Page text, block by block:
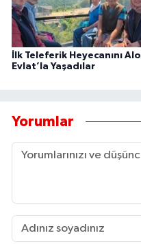
İlk Teleferik Heyecanını Alo
Evlat’la Yaşadılar
Yorumlar